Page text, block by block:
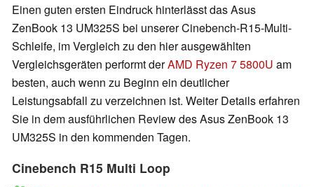
Einen guten ersten Eindruck hinterlässt das Asus
ZenBook 13 UM325S bei unserer Cinebench-R15-Multi-
Schleife, im Vergleich zu den hier ausgewählten
Vergleichsgeräten performt derAMD Ryzen 7 5800U am
besten, auch wenn zu Beginn ein deutlicher
Leistungsabfall zu verzeichnen ist. Weiter Details erfahren
Sie in dem ausführlichen Review des Asus ZenBook 13
UM325S in den kommenden Tagen.
Cinebench R15 Multi Loop